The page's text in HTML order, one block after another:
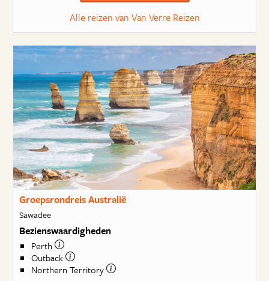
Alle reizen van Van Verre Reizen
Groepsrondreis Australië
Sawadee
Bezienswaardigheden
Perth
Outback
Northern Territory